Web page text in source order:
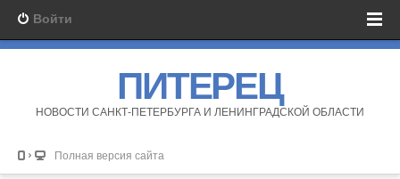
Войти
ПИТЕРЕЦ
НОВОСТИ САНКТ-ПЕТЕРБУРГА И ЛЕНИНГРАДСКОЙ ОБЛАСТИ
Полная версия сайта